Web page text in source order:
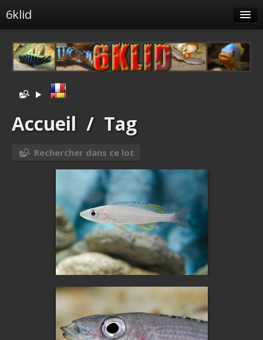
6klid
Tags liés
Spéciales
Albums liés
Identification
Accueil / Tag
Rechercher dans ce lot